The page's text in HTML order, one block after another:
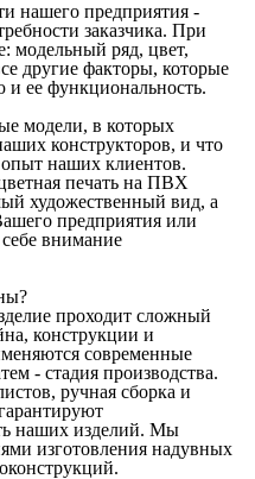
нашего предприятия -
заказчика. При
модельный ряд, цвет,
другие факторы, которые
и ее функциональность.
модели, в которых
конструкторов, и что
наших клиентов.
печать на ПВХ
художественный вид, а
предприятия или
внимание
проходит сложный
конструкции и
современные
- стадия производства.
ручная сборка и
наших изделий. Мы
изготовления надувных